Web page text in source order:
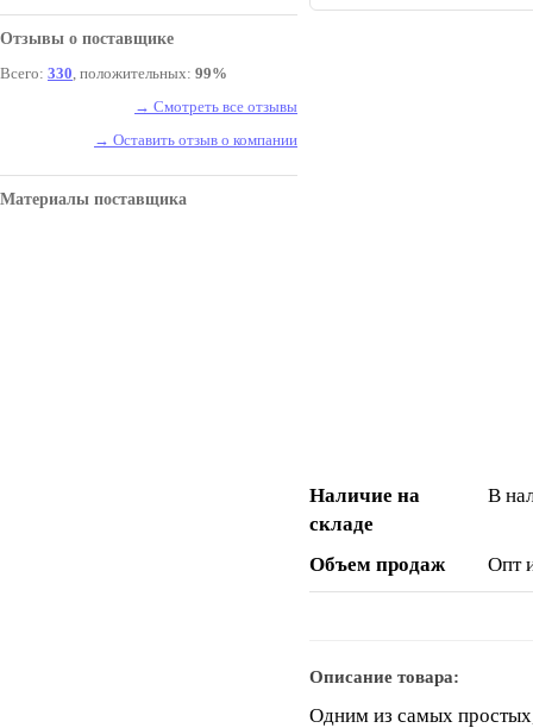
Отзывы о поставщике
Всего: 330, положительных: 99%
→ Смотреть все отзывы
→ Оставить отзыв о компании
Материалы поставщика
Наличие на
складе
В
Объем продаж Опт
Описание товара:
Одним из самых